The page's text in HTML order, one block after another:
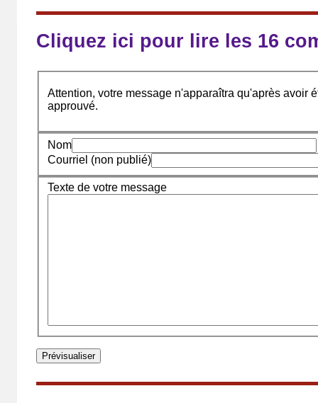
Cliquez ici pour lire les 16
Attention, votre message n'apparaîtra qu'après avoir
approuvé.
Nom
Courriel (non publié)
Texte de votre message